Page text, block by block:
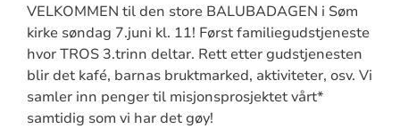
VELKOMMEN til den store BALUBADAGEN i Søm
kirke søndag 7.juni kl. 11! Først familiegudstjeneste
hvor TROS 3.trinn deltar. Rett etter gudstjenesten
blir det kafé, barnas bruktmarked, aktiviteter, osv. Vi
samler inn penger til misjonsprosjektet vårt*
samtidig som vi har det gøy!